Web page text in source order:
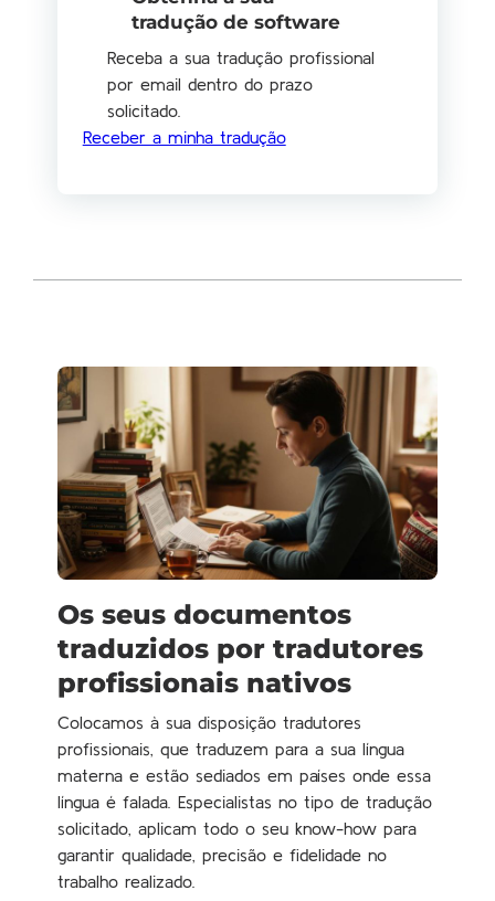
tradução de software
Receba a sua tradução profissional
por email dentro do prazo
solicitado.
Receber a minha tradução
Os seus documentos
traduzidos por tradutores
profissionais nativos
Colocamos à sua disposição tradutores
profissionais, que traduzem para a sua língua
materna e estão sediados em países onde essa
língua é falada. Especialistas no tipo de tradução
solicitado, aplicam todo o seu know-how para
garantir qualidade, precisão e fidelidade no
trabalho realizado.